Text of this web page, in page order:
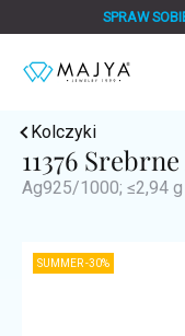
do
SPRAW
Kolczyki
11376
Ag925/1000; ≤2,94 g
SUMMER -30%